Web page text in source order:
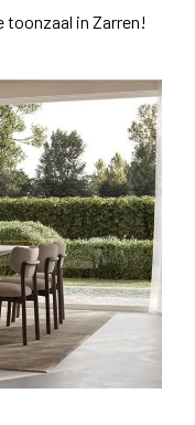
toonzaal in Zarren!